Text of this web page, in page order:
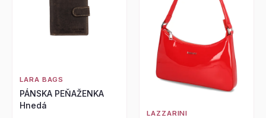
LARA BAGS
PÁNSKA PEŇAŽENKA
Hnedá
LAZZARINI